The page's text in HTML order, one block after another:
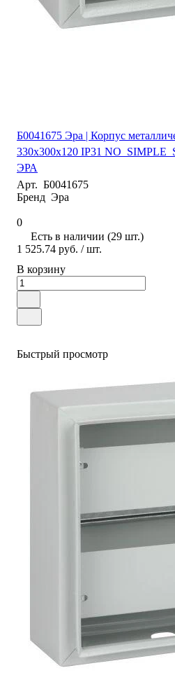
Б0041675 Эра | Корпус
330х300х120 IP31
ЭРА
Арт. Б0041675
Бренд Эра
0
Есть в наличии (29 шт.)
1 525.74 руб. / шт.
В корзину
Быстрый просмотр